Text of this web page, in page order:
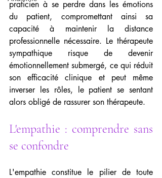
praticien à se perdre dans les émotions
du patient, compromettant ainsi sa
capacité à maintenir la distance
professionnelle nécessaire. Le thérapeute
sympathique risque de devenir
émotionnellement submergé, ce qui réduit
son efficacité clinique et peut même
inverser les rôles, le patient se sentant
alors obligé de rassurer son thérapeute.
L'empathie : comprendre sans
se confondre
L'empathie constitue le pilier de toute